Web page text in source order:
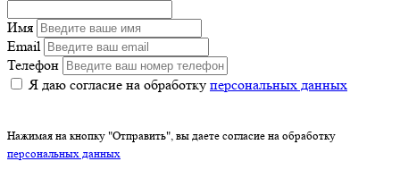
Имя
Email
Телефон
Я даю согласие на обработку персональных данных
Нажимая на кнопку "Отправить", вы даете согласие на обработку
персональных данных